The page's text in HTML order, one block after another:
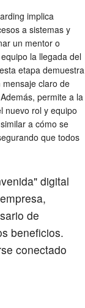
implica
a sistemas y
un mentor o
la llegada del
etapa demuestra
claro de
permite a la
nuevo rol y equipo
a cómo se
que todos
digital
de
beneficios.
conectado